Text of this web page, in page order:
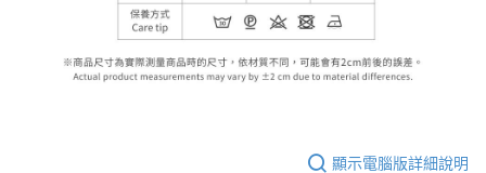
顯示電腦版詳細說明